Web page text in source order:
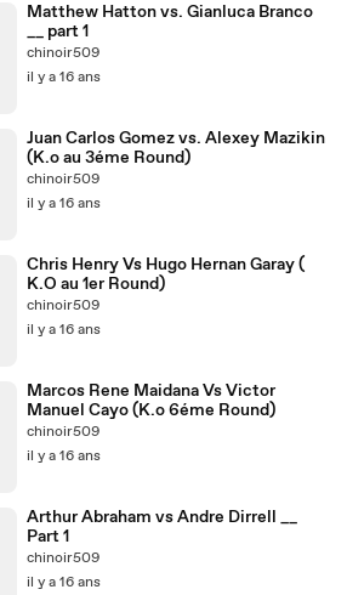
Matthew Hatton vs. Gianluca Branco
__ part 1
chinoir509
il y a 16 ans
Juan Carlos Gomez vs. Alexey Mazikin
(K.o au 3éme Round)
chinoir509
il y a 16 ans
Chris Henry Vs Hugo Hernan Garay (
K.O au 1er Round)
chinoir509
il y a 16 ans
Marcos Rene Maidana Vs Victor
Manuel Cayo (K.o 6éme Round)
chinoir509
il y a 16 ans
Arthur Abraham vs Andre Dirrell __
Part 1
chinoir509
il y a 16 ans